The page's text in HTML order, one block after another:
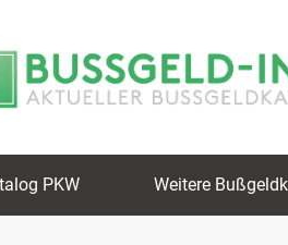
PKW Weitere